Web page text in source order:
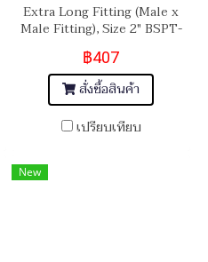
Extra Long Fitting (Male x
Male Fitting), Size 2" BSPT-
11 Length 8"
฿407
สั่งซื้อสินค้า
เปรียบเทียบ
New